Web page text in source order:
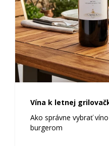
Vína k letnej
Ako správne vybrať
burgerom